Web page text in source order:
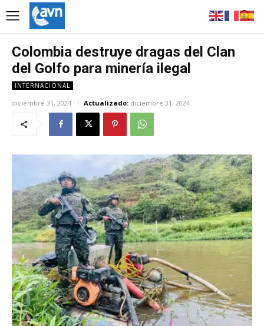
Colombia destruye dragas del Clan
del Golfo para minería ilegal
INTERNACIONAL
diciembre 31, 2024 Actualizado: diciembre 31, 2024